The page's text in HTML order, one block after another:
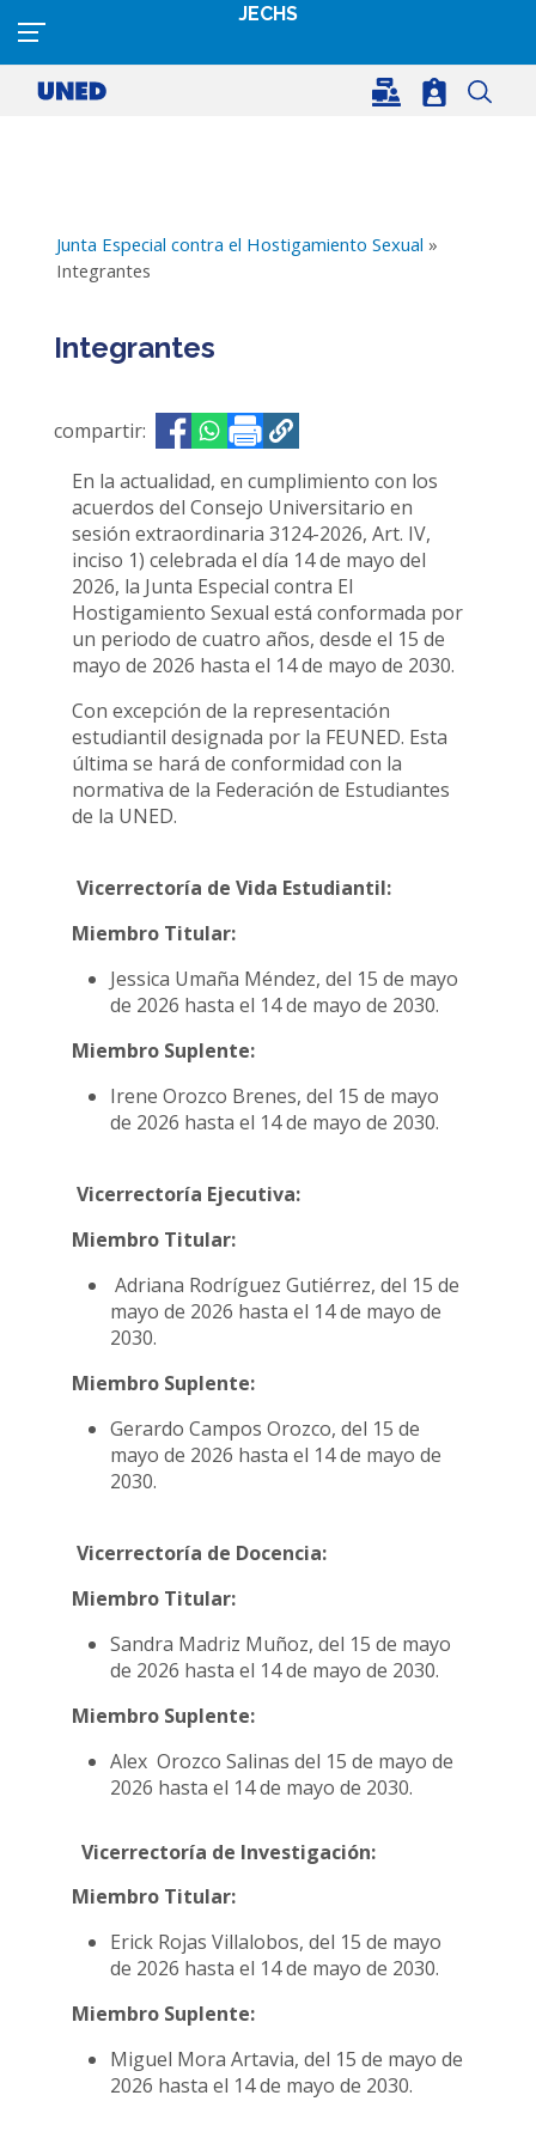
Pasar al contenido principal
JECHS
Junta Especial contra el Hostigamiento Sexual »
Integrantes
Integrantes
compartir: Opens in a new window
Opens in a new window
En la actualidad, en cumplimiento con los
acuerdos del Consejo Universitario en
sesión extraordinaria 3124-2026, Art. IV,
inciso 1) celebrada el día 14 de mayo del
2026, la Junta Especial contra El
Hostigamiento Sexual está conformada por
un periodo de cuatro años, desde el 15 de
mayo de 2026 hasta el 14 de mayo de 2030.
Con excepción de la representación
estudiantil designada por la FEUNED. Esta
última se hará de conformidad con la
normativa de la Federación de Estudiantes
de la UNED.
Vicerrectoría de Vida Estudiantil:
Miembro Titular:
Jessica Umaña Méndez, del 15 de mayo
de 2026 hasta el 14 de mayo de 2030.
Miembro Suplente:
Irene Orozco Brenes, del 15 de mayo
de 2026 hasta el 14 de mayo de 2030.
Vicerrectoría Ejecutiva:
Miembro Titular:
Adriana Rodríguez Gutiérrez, del 15 de
mayo de 2026 hasta el 14 de mayo de
2030.
Miembro Suplente:
Gerardo Campos Orozco, del 15 de
mayo de 2026 hasta el 14 de mayo de
2030.
Vicerrectoría de Docencia:
Miembro Titular:
Sandra Madriz Muñoz, del 15 de mayo
de 2026 hasta el 14 de mayo de 2030.
Miembro Suplente:
Alex Orozco Salinas del 15 de mayo de
2026 hasta el 14 de mayo de 2030.
Vicerrectoría de Investigación:
Miembro Titular:
Erick Rojas Villalobos, del 15 de mayo
de 2026 hasta el 14 de mayo de 2030.
Miembro Suplente:
Miguel Mora Artavia, del 15 de mayo de
2026 hasta el 14 de mayo de 2030.